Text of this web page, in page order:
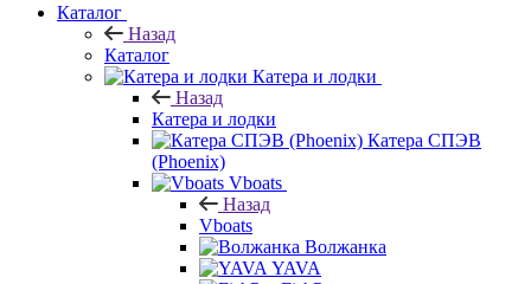
Каталог
Назад
Каталог
Катера и лодки
Назад
Катера и лодки
Катера СПЭВ
(Phoenix)
Vboats
Назад
Vboats
Волжанка
YAVA